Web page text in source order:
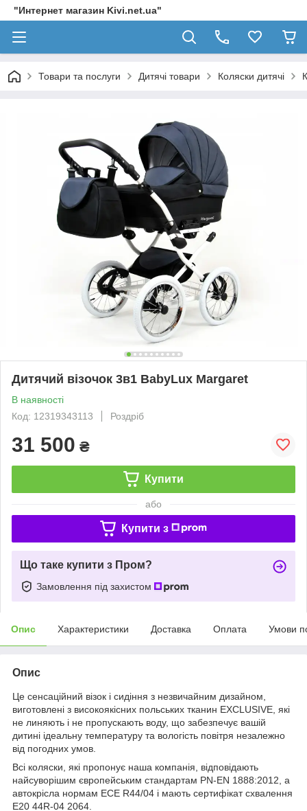
"Интернет магазин Kivi.net.ua"
Товари та послуги Дитячі товари Коляски дитячі
Дитячий візочок 3в1 BabyLux Margaret
В наявності
Код: 12319343113
Роздріб
31 500 ₴
Купити
або
Купити з
Що таке купити з Пром?
Замовлення під захистом
Опис Характеристики Доставка Оплата Умови
Опис
Це сенсаційний візок і сидіння з незвичайним дизайном,
виготовлені з високоякісних польських тканин EXCLUSIVE, які
не линяють і не пропускають воду, що забезпечує вашій
дитині ідеальну температуру та вологість повітря незалежно
від погодних умов.
Всі коляски, які пропонує наша компанія, відповідають
найсуворішим європейським стандартам PN-EN 1888:2012, а
автокрісла нормам ECE R44/04 і мають сертифікат схвалення
E20 44R-04 2064.